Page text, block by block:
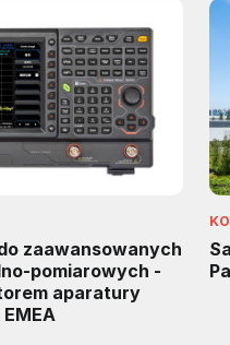
zaawansowanych
pomiarowych -
aparatury